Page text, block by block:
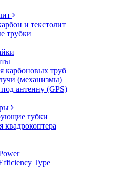
и текстолит
трубки
карбоновых труб
(механизмы)
антенну (GPS)
губки
Type